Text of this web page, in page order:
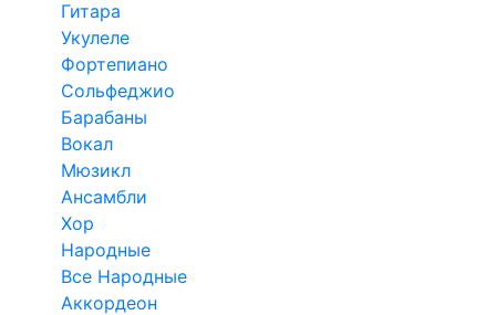
Гитара
Укулеле
Фортепиано
Сольфеджио
Барабаны
Вокал
Мюзикл
Ансамбли
Хор
Народные
Все Народные
Аккордеон